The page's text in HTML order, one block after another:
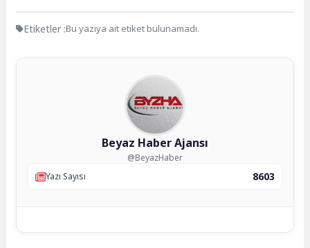
Etiketler :Bu yazıya ait etiket bulunamadı.
Beyaz Haber Ajansı
@BeyazHaber
Yazı Sayısı
8603